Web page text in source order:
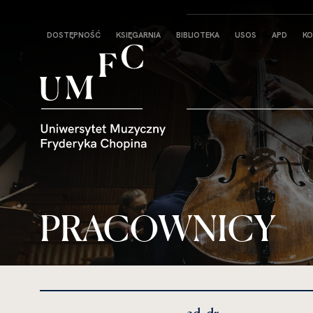
Strona
DOSTĘPNOŚĆ KSIĘGARNIA BIBLIOTEKA USOS APD
PRACOWNICY